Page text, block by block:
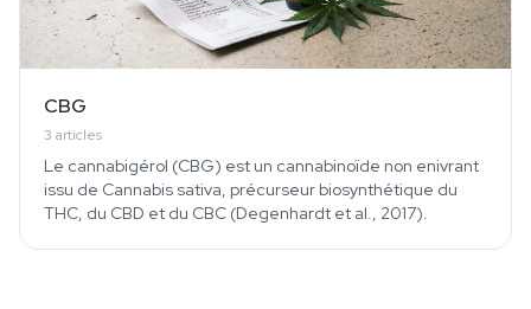
CBG
3 articles
Le cannabigérol (CBG) est un cannabinoïde non enivrant
issu de Cannabis sativa, précurseur biosynthétique du
THC, du CBD et du CBC (Degenhardt et al., 2017).